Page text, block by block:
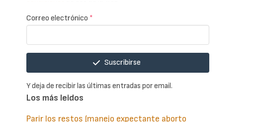
Correo electrónico *
Suscribirse
Y deja de recibir las últimas entradas por email.
Los más leidos
Parir los restos (manejo expectante aborto